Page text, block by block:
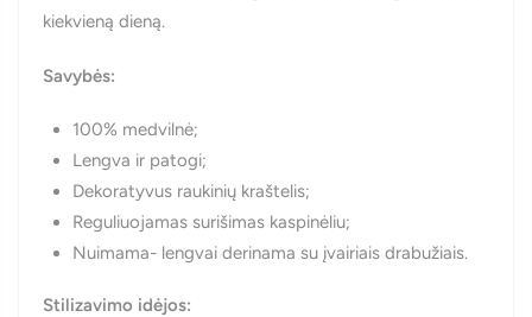
kiekvieną dieną.
Savybės:
100% medvilnė;
Lengva ir patogi;
Dekoratyvus raukinių kraštelis;
Reguliuojamas surišimas kaspinėliu;
Nuimama- lengvai derinama su įvairiais drabužiais.
Stilizavimo idėjos: